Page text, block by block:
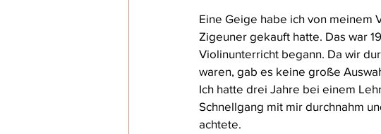
Eine Geige habe ich von meinem
Zigeuner gekauft hatte. Das war
Violinunterricht begann. Da wir
waren, gab es keine große
Ich hatte drei Jahre bei einem
Schnellgang mit mir durchnahm
achtete.